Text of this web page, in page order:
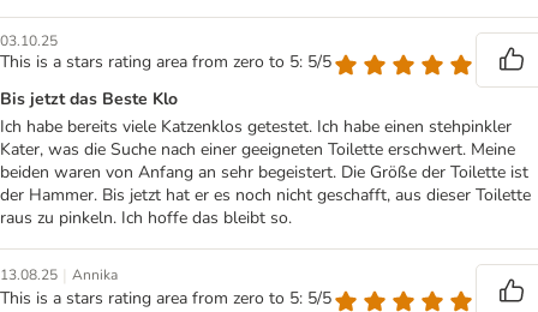
03.10.25
This is a stars rating area from zero to 5: 5/5
Bis jetzt das Beste Klo
Ich habe bereits viele Katzenklos getestet. Ich habe einen stehpinkler
Kater, was die Suche nach einer geeigneten Toilette erschwert. Meine
beiden waren von Anfang an sehr begeistert. Die Größe der Toilette ist
der Hammer. Bis jetzt hat er es noch nicht geschafft, aus dieser Toilette
raus zu pinkeln. Ich hoffe das bleibt so.
13.08.25 | Annika
This is a stars rating area from zero to 5: 5/5